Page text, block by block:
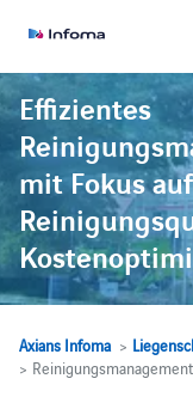
Effizientes
mit Fokus auf
Axians Infoma>
> Reinigungsmanagement